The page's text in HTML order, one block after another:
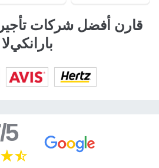
قارن أفضل شركات
بارانكيﻻ
5